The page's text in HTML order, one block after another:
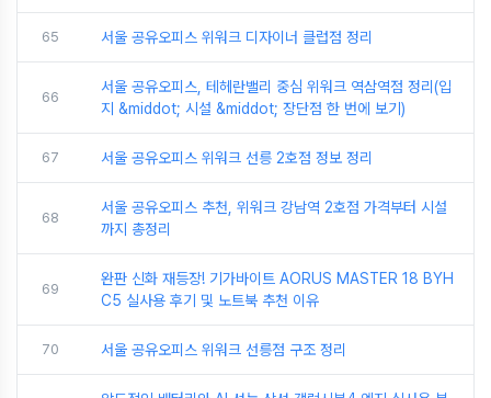
65 서울 공유오피스 위워크 디자이너 클럽점 정리
66
서울 공유오피스, 테헤란밸리 중심 위워크 역삼역점 정리(입
지 &middot; 시설 &middot; 장단점 한 번에 보기)
67 서울 공유오피스 위워크 선릉 2호점 정보 정리
68
서울 공유오피스 추천, 위워크 강남역 2호점 가격부터 시설
까지 총정리
69
완판 신화 재등장! 기가바이트 AORUS MASTER 18 BYH
C5 실사용 후기 및 노트북 추천 이유
70 서울 공유오피스 위워크 선릉점 구조 정리